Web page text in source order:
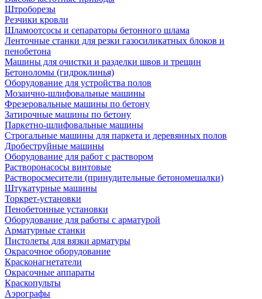
Штроборезы
Резчики кровли
Шламоотсосы и сепараторы бетонного шлама
Ленточные станки для резки газосиликатных блоков и
пенобетона
Машины для очистки и разделки швов и трещин
Бетоноломы (гидроклинья)
Оборудование для устройства полов
Мозаично-шлифовальные машины
Фрезеровальные машины по бетону
Затирочные машины по бетону
Паркетно-шлифовальные машины
Строгальные машины для паркета и деревянных полов
Дробеструйные машины
Оборудование для работ с раствором
Растворонасосы винтовые
Растворосмесители (принудительные бетономешалки)
Штукатурные машины
Торкрет-установки
Пенобетонные установки
Оборудование для работы с арматурой
Арматурные станки
Пистолеты для вязки арматуры
Окрасочное оборудование
Красконагнетатели
Окрасочные аппараты
Краскопульты
Аэрографы